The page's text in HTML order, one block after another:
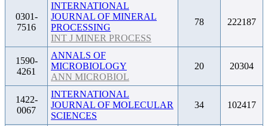
0301-
7516
INTERNATIONAL
JOURNAL OF MINERAL
PROCESSING
INT J MINER PROCESS
78 222187
1590-
4261
ANNALS OF
MICROBIOLOGY
ANN MICROBIOL
20 20304
1422-
0067
INTERNATIONAL
JOURNAL OF MOLECULAR
SCIENCES
34 102417